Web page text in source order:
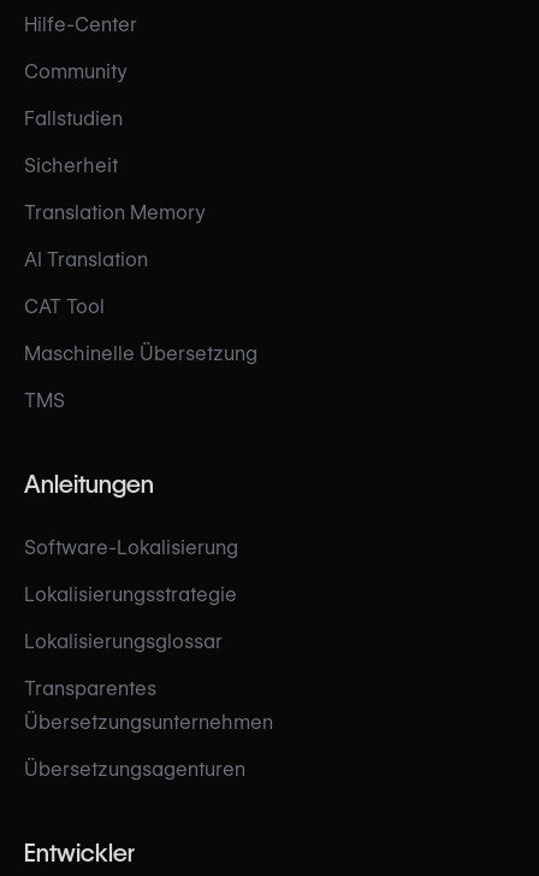
Hilfe-Center
Community
Fallstudien
Sicherheit
Translation Memory
AI Translation
CAT Tool
Maschinelle Übersetzung
TMS
Anleitungen
Software-Lokalisierung
Lokalisierungsstrategie
Lokalisierungsglossar
Transparentes
Übersetzungsunternehmen
Übersetzungsagenturen
Entwickler